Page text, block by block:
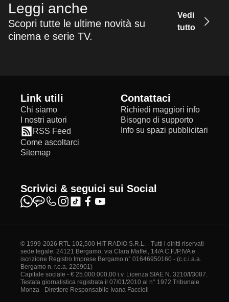
Leggi anche
Scopri tutte le ultime novità su
cinema e serie TV.
Vedi
tutto
Link utili
Chi siamo
I nostri autori
RSS Feed
Come ascoltarci
Sitemap
Contattaci
Richiedi maggiori info
Bisogno di supporto
Info su spazi pubblicitari
Scrivici & seguici sui Social
© 1999-2026 RTL 102,500 HIT RADIO S.R.L. - Tutti i diritti riservati -
sede legale: 24121 Bergamo, via Clara Maffei, 14/A C.F./P.IVA e
iscrizione Registro Imprese Bergamo n° 01646950160 - (c.c.i.a.a.
Bergamo n. r.e.a. 226901)
Capitale sociale - € 25.000.000,00 i.v. Licenza SIAE N. 3210/I/3087.
Testata giornalistica registrata il 07/01/2010 al n° 1972 Tribunale
Monza - Direttore Responsabile Ivana Faccioli